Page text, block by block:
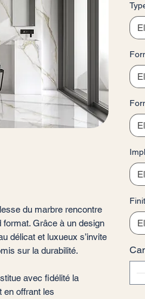
du marbre rencontre
format. Grâce à un design
délicat et luxueux s’invite
sur la durabilité.
avec fidélité la
en offrant les
por
1